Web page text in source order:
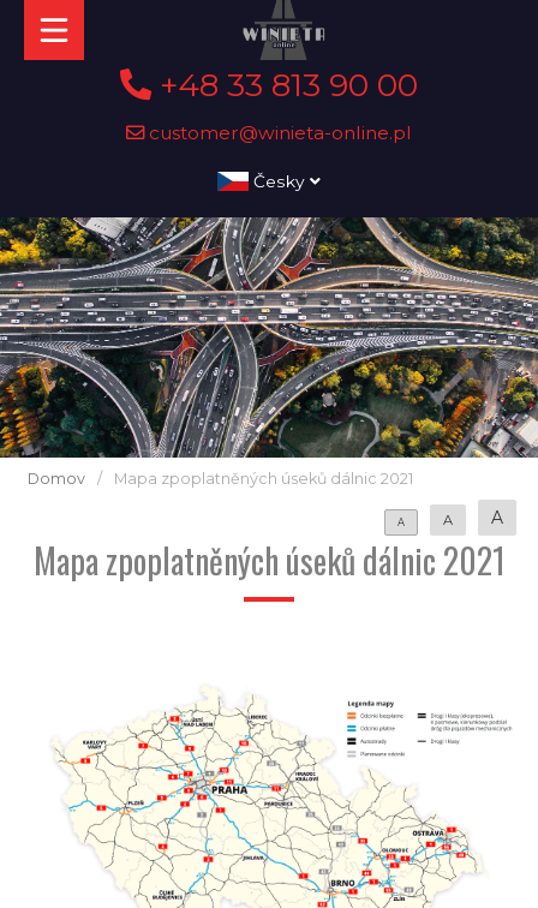
+48 33 813 90 00
customer@winieta-online.pl
Česky
Domov / Mapa zpoplatněných úseků dálnic 2021
A A A
Mapa zpoplatněných úseků dálnic 2021